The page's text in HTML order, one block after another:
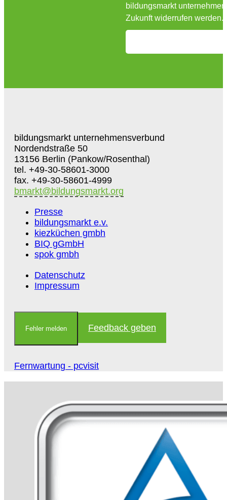
bildungsmarkt
Zukunft widerrufen werden.
bildungsmarkt unternehmensverbund
Nordendstraße 50
13156 Berlin (Pankow/Rosenthal)
tel. +49-30-58601-3000
fax. +49-30-58601-4999
bmarkt@bildungsmarkt.org
Presse
bildungsmarkt e.v.
kiezküchen gmbh
BIQ gGmbH
spok gmbh
Datenschutz
Impressum
Fehler melden Feedback geben
Fernwartung - pcvisit